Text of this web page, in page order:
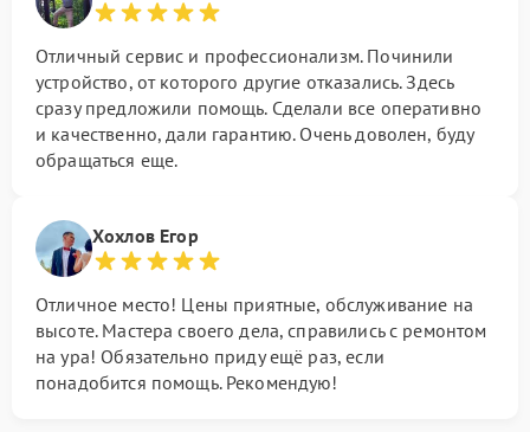
Отличный сервис и профессионализм. Починили
устройство, от которого другие отказались. Здесь
сразу предложили помощь. Сделали все оперативно
и качественно, дали гарантию. Очень доволен, буду
обращаться еще.
Хохлов Егор
Отличное место! Цены приятные, обслуживание на
высоте. Мастера своего дела, справились с ремонтом
на ура! Обязательно приду ещё раз, если
понадобится помощь. Рекомендую!